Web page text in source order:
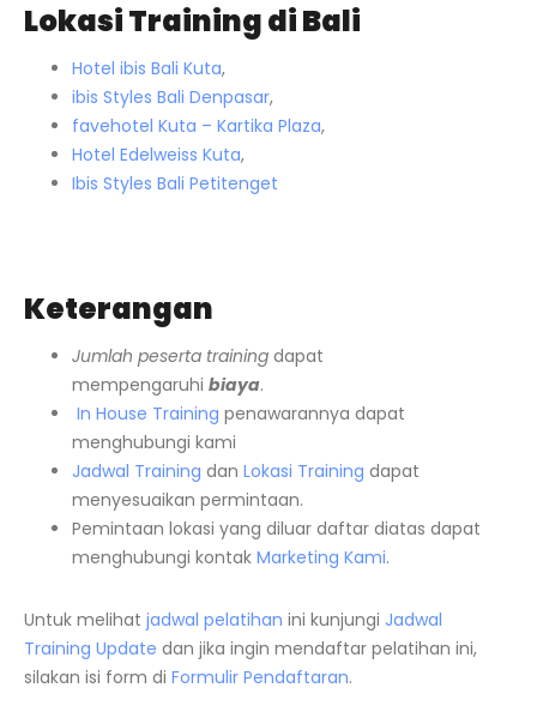
Lokasi Training di Bali
Hotel ibis Bali Kuta,
ibis Styles Bali Denpasar,
favehotel Kuta – Kartika Plaza,
Hotel Edelweiss Kuta,
Ibis Styles Bali Petitenget
Keterangan
Jumlah peserta training dapat
mempengaruhi biaya.
In House Training penawarannya dapat
menghubungi kami
Jadwal Training dan Lokasi Training dapat
menyesuaikan permintaan.
Pemintaan lokasi yang diluar daftar diatas dapat
menghubungi kontak Marketing Kami.
Untuk melihat jadwal pelatihan ini kunjungi Jadwal
Training Update dan jika ingin mendaftar pelatihan ini,
silakan isi form di Formulir Pendaftaran.